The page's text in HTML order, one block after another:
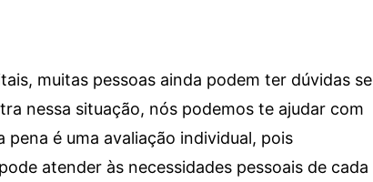
muitas pessoas ainda podem ter dúvidas se
nessa situação, nós podemos te ajudar com
pena é uma avaliação individual, pois
atender às necessidades pessoais de cada